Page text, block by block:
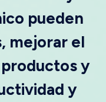
pueden
mejorar el
y
y